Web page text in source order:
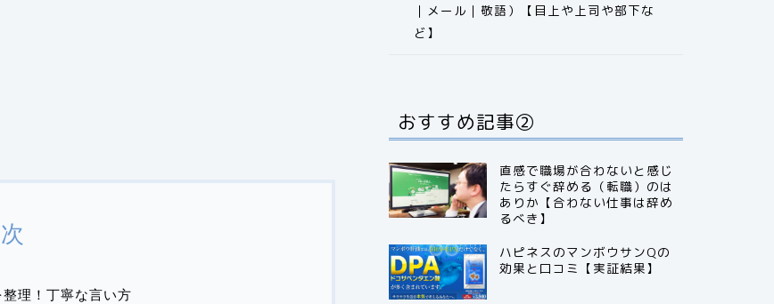
理！丁寧な言い方
｜メール｜敬語）【目上や上司や部下な
ど】​​​​​​​​​​​​​​​​
おすすめ記事②
直感で職場が合わないと感じ
たらすぐ辞める（転職）のは
ありか【合わない仕事は辞め
るべき】
ハピネスのマンボウサンQの
効果と口コミ【実証結果】